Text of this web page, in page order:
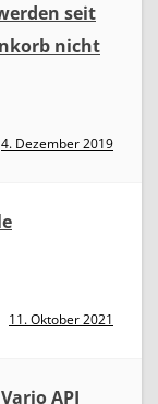
seit
nicht
4. Dezember 2019
11. Oktober 2021
API